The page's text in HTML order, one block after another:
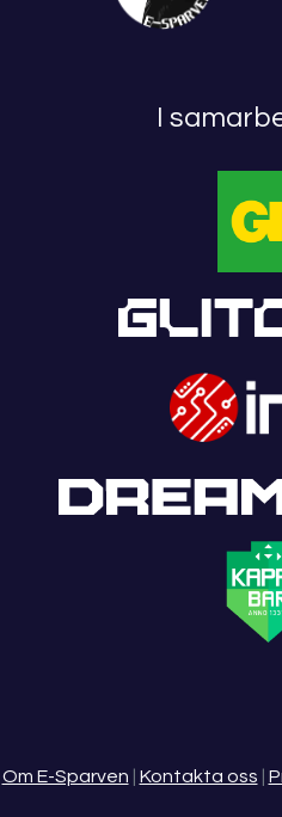
I
Om E-Sparven Kontakta oss